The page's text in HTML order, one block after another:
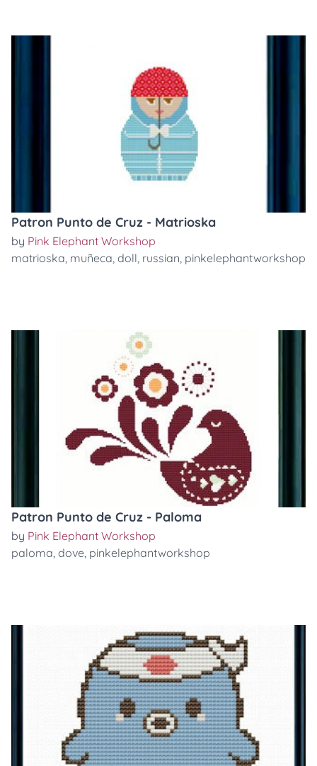
Patron Punto de Cruz - Matrioska
by Pink Elephant Workshop
matrioska, muñeca, doll, russian, pinkelephantworkshop
Patron Punto de Cruz - Paloma
by Pink Elephant Workshop
paloma, dove, pinkelephantworkshop